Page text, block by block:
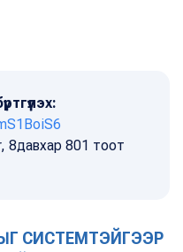
8давхар 801 тоот
СИСТЕМТЭЙГЭЭР